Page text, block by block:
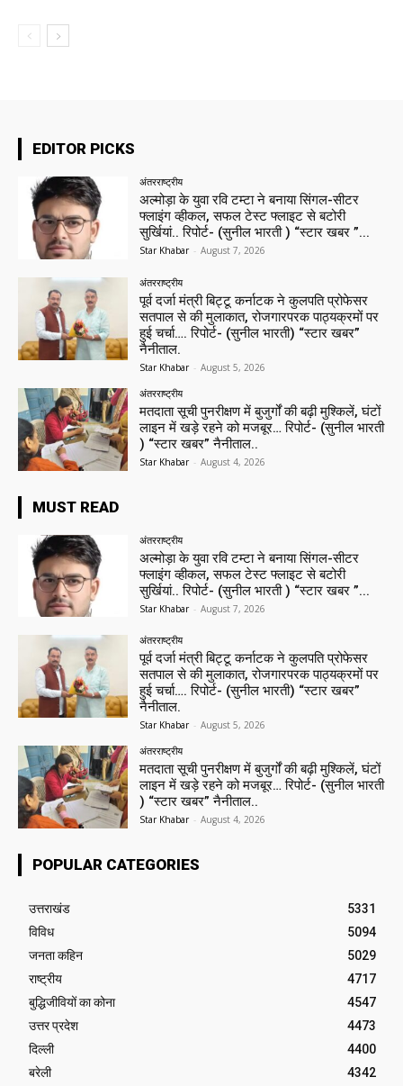
EDITOR PICKS
अंतरराष्ट्रीय
अल्मोड़ा के युवा रवि टम्टा ने बनाया सिंगल-सीटर
फ्लाइंग व्हीकल, सफल टेस्ट फ्लाइट से बटोरी
सुर्खियां.. रिपोर्ट- (सुनील भारती ) “स्टार खबर ”...
Star Khabar - August 7, 2026
अंतरराष्ट्रीय
पूर्व दर्जा मंत्री बिट्टू कर्नाटक ने कुलपति प्रोफेसर
सतपाल से की मुलाकात, रोजगारपरक पाठ्यक्रमों पर
हुई चर्चा…. रिपोर्ट- (सुनील भारती) “स्टार खबर”
नैनीताल.
Star Khabar - August 5, 2026
अंतरराष्ट्रीय
मतदाता सूची पुनरीक्षण में बुजुर्गों की बढ़ी मुश्किलें, घंटों
लाइन में खड़े रहने को मजबूर… रिपोर्ट- (सुनील भारती
) “स्टार खबर” नैनीताल..
Star Khabar - August 4, 2026
MUST READ
अंतरराष्ट्रीय
अल्मोड़ा के युवा रवि टम्टा ने बनाया सिंगल-सीटर
फ्लाइंग व्हीकल, सफल टेस्ट फ्लाइट से बटोरी
सुर्खियां.. रिपोर्ट- (सुनील भारती ) “स्टार खबर ”...
Star Khabar - August 7, 2026
अंतरराष्ट्रीय
पूर्व दर्जा मंत्री बिट्टू कर्नाटक ने कुलपति प्रोफेसर
सतपाल से की मुलाकात, रोजगारपरक पाठ्यक्रमों पर
हुई चर्चा…. रिपोर्ट- (सुनील भारती) “स्टार खबर”
नैनीताल.
Star Khabar - August 5, 2026
अंतरराष्ट्रीय
मतदाता सूची पुनरीक्षण में बुजुर्गों की बढ़ी मुश्किलें, घंटों
लाइन में खड़े रहने को मजबूर… रिपोर्ट- (सुनील भारती
) “स्टार खबर” नैनीताल..
Star Khabar - August 4, 2026
POPULAR CATEGORIES
उत्तराखंड
5331
विविध
5094
जनता कहिन
5029
राष्ट्रीय
4717
बुद्धिजीवियों का कोना
4547
उत्तर प्रदेश
4473
दिल्ली
4400
बरेली
4342